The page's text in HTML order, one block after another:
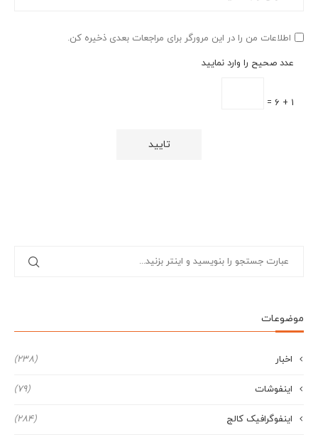
اطلاعات من را در این مرورگر برای مراجعات بعدی ذخیره کن.
عدد صحیح را وارد نمایید
1 + 6 =
موضوعات
اخبار (238)
اینفوشات (79)
اینفوگرافیک کالج (284)